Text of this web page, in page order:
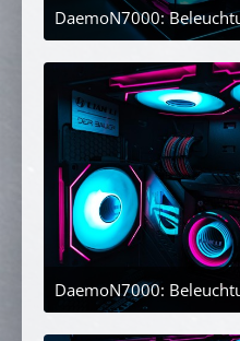
DaemoN7000:
30. April
DaemoN7000:
30. April